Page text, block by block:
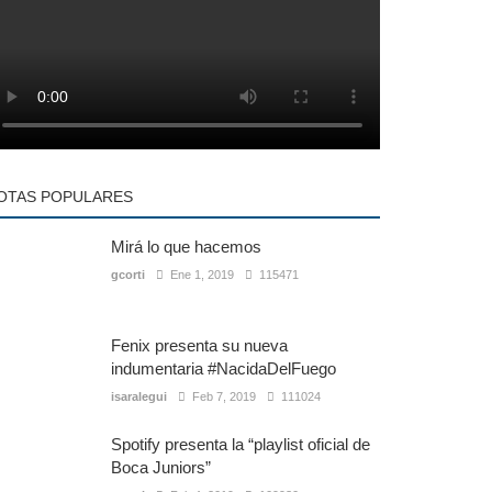
POPULARES
Mirá lo que hacemos
gcorti Ene 1, 2019 115471
Fenix presenta su nueva
indumentaria #NacidaDelFuego
isaralegui Feb 7, 2019 111024
Spotify presenta la “playlist oficial de
Boca Juniors”